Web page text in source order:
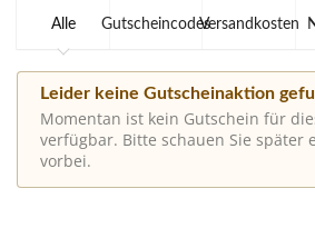
Alle GutscheincodesVersandkosten
Leider keine Gutscheinaktion
Momentan ist kein Gutschein für
verfügbar. Bitte schauen Sie später
vorbei.